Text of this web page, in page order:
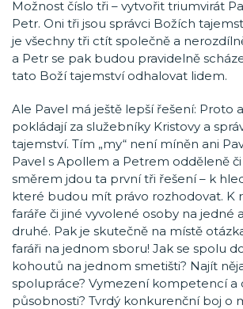
Možnost číslo tři – vytvořit triumvirát
Petr. Oni tři jsou správci Božích
je všechny tři ctít společně a
a Petr se pak budou pravidelně
tato Boží tajemství odhalovat lidem.
Ale Pavel má ještě lepší řešení: Proto
pokládají za služebníky Kristovy a
tajemství. Tím „my“ není míněn ani
Pavel s Apollem a Petrem odděleně
směrem jdou ta první tři řešení – k
které budou mít právo rozhodovat. K
faráře či jiné vyvolené osoby na jedné
druhé. Pak je skutečně na místě
faráři na jednom sboru! Jak se spolu
kohoutů na jednom smetišti? Najít
spolupráce? Vymezení kompetencí a
působnosti? Tvrdý konkurenční boj o